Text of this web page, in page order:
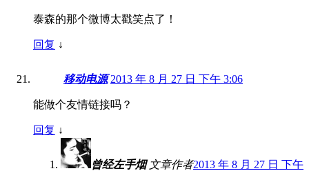
泰森的那个微博太戳笑点了！
回复 ↓
移动电源 2013 年 8 月 27 日 下午 3:06
能做个友情链接吗？
回复 ↓
曾经左手烟 文章作者2013 年 8 月 27 日 下午